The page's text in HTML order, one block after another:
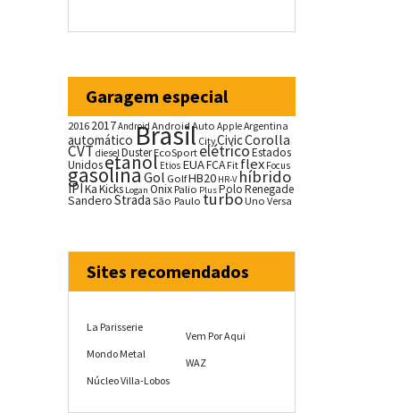
Garagem especial
20162017Android Android Auto AppleArgentina
automáticoBrasil CityCivicCorolla
CVT dieselDusterEcoSport elétricoEstados
Unidosetanol Etios EUAFCA Fit flex Focus
gasolina Gol GolfHB20 HR-V híbrido
IPIKaKicks Logan OnixPalio PlusPoloRenegade
SanderoStrada São Paulo turboUno Versa
Sites recomendados
La Parisserie
Mondo Metal
Núcleo Villa-Lobos
Vem Por Aqui
WAZ